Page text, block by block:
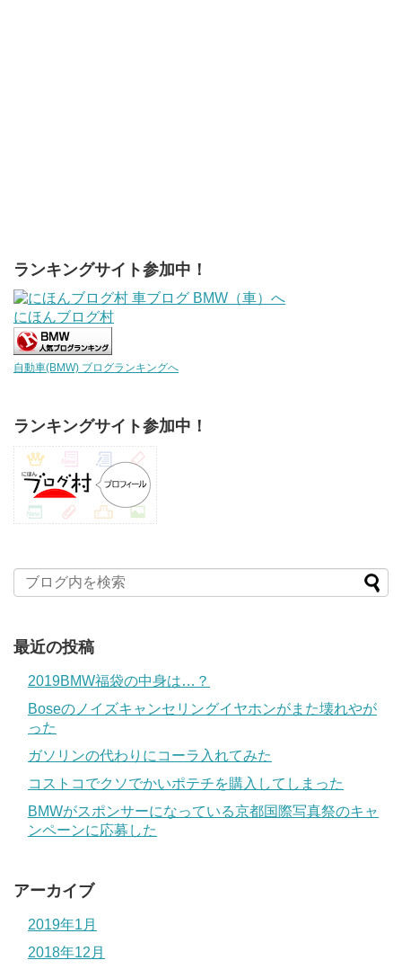
ランキングサイト参加中！
にほんブログ村
自動車(BMW) ブログランキングへ
ランキングサイト参加中！
最近の投稿
2019BMW福袋の中身は…？
Boseのノイズキャンセリングイヤホンがまた壊れやが
った
ガソリンの代わりにコーラ入れてみた
コストコでクソでかいポテチを購入してしまった
BMWがスポンサーになっている京都国際写真祭のキャ
ンペーンに応募した
アーカイブ
2019年1月
2018年12月